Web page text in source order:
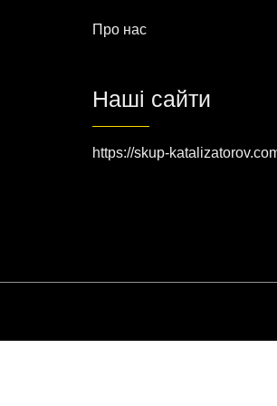
Про нас
Наші сайти
https://skup-